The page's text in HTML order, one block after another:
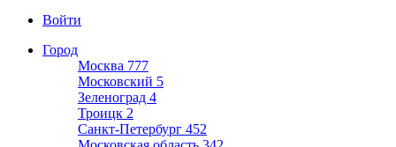
Войти
Город
Москва 777
Московский 5
Зеленоград 4
Троицк 2
Санкт-Петербург 452